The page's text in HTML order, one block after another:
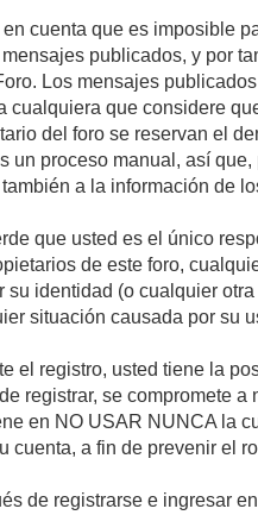
en cuenta que es imposible
publicados, y por
Los mensajes
cualquiera que considere
del foro se reservan el
un proceso manual, así
a la información de
que usted es el único
de este foro,
su identidad (o cualquier
situación causada por su
el registro, usted tiene la
registrar, se compromete
en NO USAR NUNCA la
cuenta, a fin de prevenir el
de registrarse e ingresar